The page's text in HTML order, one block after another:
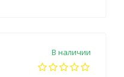
В наличии